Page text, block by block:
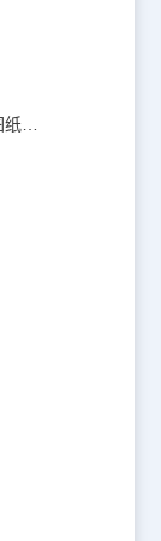
CAD机械入门图纸学习？CAD新手入门图纸练习